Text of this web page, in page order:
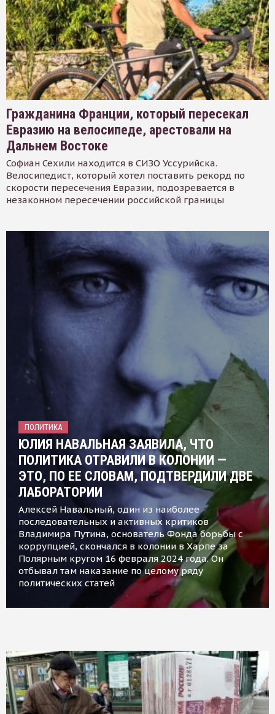
Гражданина Франции, который пересекал
Евразию на велосипеде, арестовали на
Дальнем Востоке
Софиан Сехили находится в СИЗО Уссурийска.
Велосипедист, который хотел поставить рекорд по
скорости пересечения Евразии, подозревается в
незаконном пересечении российской границы
ПОЛИТИКА
ЮЛИЯ НАВАЛЬНАЯ ЗАЯВИЛА, ЧТО
ПОЛИТИКА ОТРАВИЛИ В КОЛОНИИ —
ЭТО, ПО ЕЕ СЛОВАМ, ПОДТВЕРДИЛИ ДВЕ
ЛАБОРАТОРИИ
Алексей Навальный, один из наиболее
последовательных и активных критиков
Владимира Путина, основатель Фонда борьбы с
коррупцией, скончался в колонии в Харпе за
Полярным кругом 16 февраля 2024 года. Он
отбывал там наказание по целому ряду
политических статей